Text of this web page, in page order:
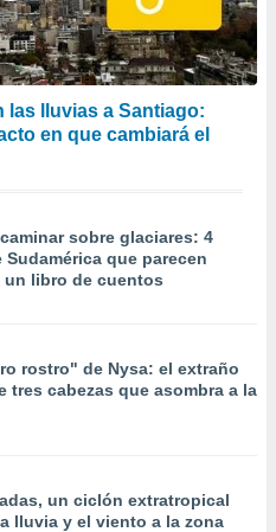
las lluvias a Santiago:
en que cambiará el
sobre glaciares: 4
Sudamérica que parecen
un libro de cuentos
rostro" de Nysa: el extraño
tres cabezas que asombra a la
un ciclón extratropical
lluvia y el viento a la zona